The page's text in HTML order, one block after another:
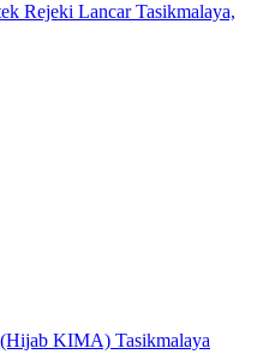
Rejeki Lancar Tasikmalaya,
KIMA) Tasikmalaya